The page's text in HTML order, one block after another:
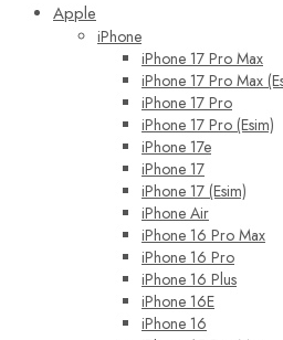
Apple
iPhone
iPhone 17 Pro Max
iPhone 17 Pro Max
iPhone 17 Pro
iPhone 17 Pro (Esim)
iPhone 17e
iPhone 17
iPhone 17 (Esim)
iPhone Air
iPhone 16 Pro Max
iPhone 16 Pro
iPhone 16 Plus
iPhone 16E
iPhone 16